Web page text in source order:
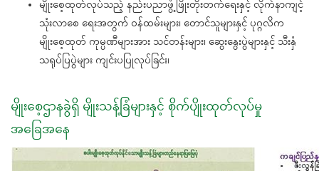
မျိုးစေ့ထုတ်လုပ်သည့် နည်းပညာဖွံ့ဖြိုးတိုးတက်ရေးနှင့် လိုက်နာကျင့်
သုံးလာစေ ရေးအတွက် ဝန်ထမ်းများ၊ တောင်သူများနှင့် ပုဂ္ဂလိက
မျိုးစေ့ထုတ် ကုမ္ပဏီများအား သင်တန်းများ၊ ဆွေးနွေးပွဲများနှင့် သီးနှံ
သရုပ်ပြပွဲများ ကျင်းပပြုလုပ်ခြင်း၊
မျိုးစေ့ဌာနခွဲရှိ မျိုးသန့်ခြံများနှင့် စိုက်ပျိုးထုတ်လုပ်မှု
အခြေအနေ